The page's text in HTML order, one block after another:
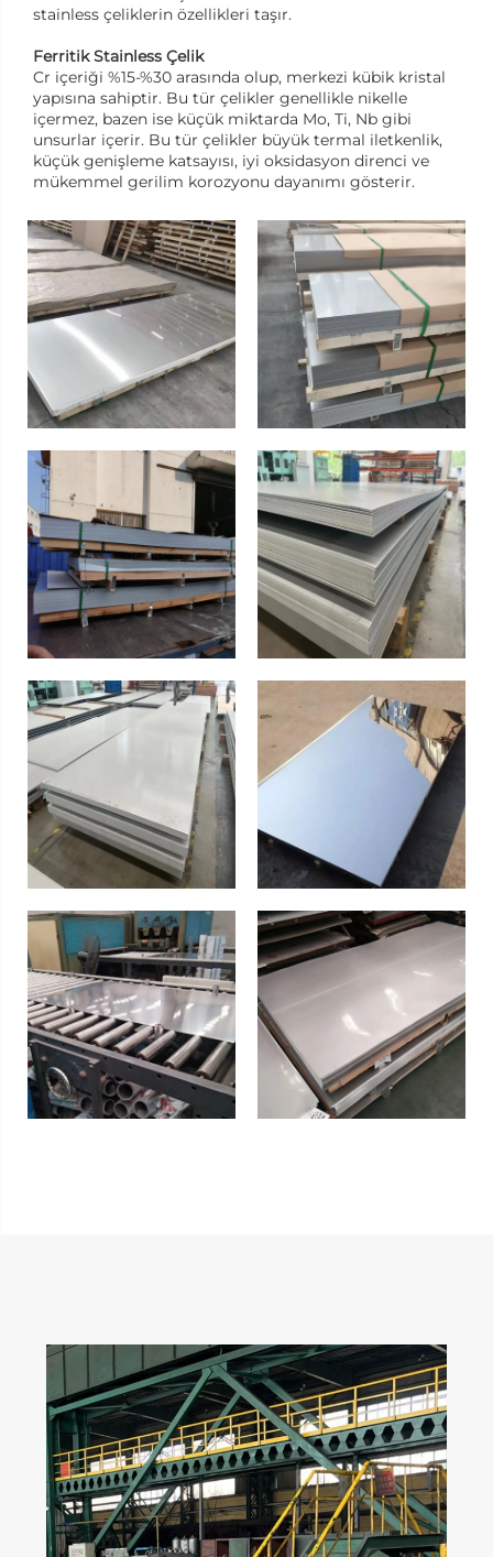
stainless çeliklerin özellikleri taşır.
Ferritik Stainless Çelik
Cr içeriği %15-%30 arasında olup, merkezi kübik kristal
yapısına sahiptir. Bu tür çelikler genellikle nikelle
içermez, bazen ise küçük miktarda Mo, Ti, Nb gibi
unsurlar içerir. Bu tür çelikler büyük termal iletkenlik,
küçük genişleme katsayısı, iyi oksidasyon direnci ve
mükemmel gerilim korozyonu dayanımı gösterir.